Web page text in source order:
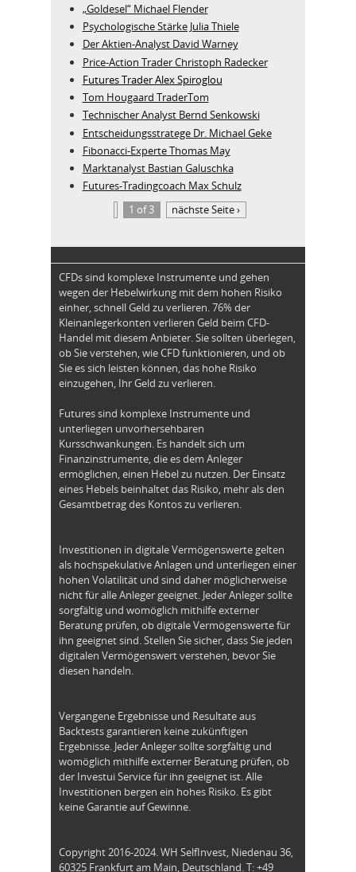
„Goldesel“ Michael Flender
Psychologische Stärke Julia Thiele
Der Aktien-Analyst David Warney
Price-Action Trader Christoph Radecker
Futures Trader Alex Spiroglou
Tom Hougaard TraderTom
Technischer Analyst Bernd Senkowski
Entscheidungsstratege Dr. Michael Geke
Fibonacci-Experte Thomas May
Marktanalyst Bastian Galuschka
Futures-Tradingcoach Max Schulz
1 of 3
nächste Seite ›
CFDs sind komplexe Instrumente und gehen
wegen der Hebelwirkung mit dem hohen Risiko
einher, schnell Geld zu verlieren. 76% der
Kleinanlegerkonten verlieren Geld beim CFD-
Handel mit diesem Anbieter. Sie sollten überlegen,
ob Sie verstehen, wie CFD funktionieren, und ob
Sie es sich leisten können, das hohe Risiko
einzugehen, Ihr Geld zu verlieren.
Futures sind komplexe Instrumente und
unterliegen unvorhersehbaren
Kursschwankungen. Es handelt sich um
Finanzinstrumente, die es dem Anleger
ermöglichen, einen Hebel zu nutzen. Der Einsatz
eines Hebels beinhaltet das Risiko, mehr als den
Gesamtbetrag des Kontos zu verlieren.
Investitionen in digitale Vermögenswerte gelten
als hochspekulative Anlagen und unterliegen einer
hohen Volatilität und sind daher möglicherweise
nicht für alle Anleger geeignet. Jeder Anleger sollte
sorgfältig und womöglich mithilfe externer
Beratung prüfen, ob digitale Vermögenswerte für
ihn geeignet sind. Stellen Sie sicher, dass Sie jeden
digitalen Vermögenswert verstehen, bevor Sie
diesen handeln.
Vergangene Ergebnisse und Resultate aus
Backtests garantieren keine zukünftigen
Ergebnisse. Jeder Anleger sollte sorgfältig und
womöglich mithilfe externer Beratung prüfen, ob
der Investui Service für ihn geeignet ist. Alle
Investitionen bergen ein hohes Risiko. Es gibt
keine Garantie auf Gewinne.
Copyright 2016-2024. WH SelfInvest, Niedenau 36,
60325 Frankfurt am Main, Deutschland. T: +49